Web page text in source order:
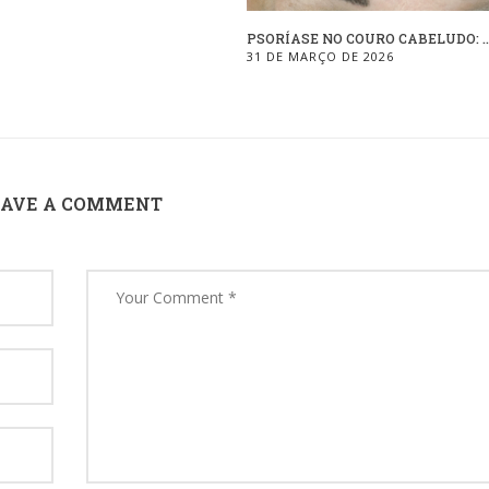
PSORÍASE NO COURO CABELUDO:
31 DE MARÇO DE 2026
A COMMENT